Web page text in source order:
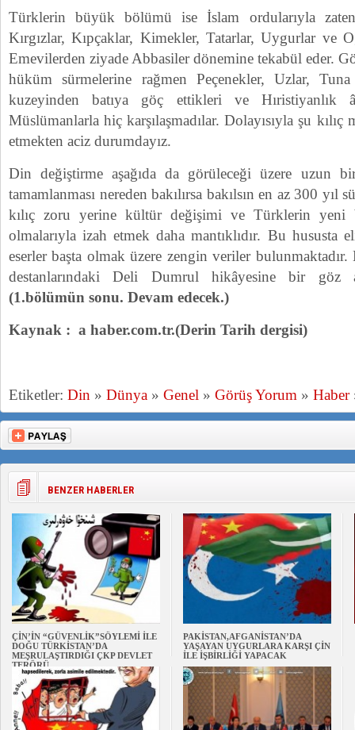
Türklerin büyük bölümü ise İslam ordularıyla zaten
Kırgızlar, Kıpçaklar, Kimekler, Tatarlar, Uygurlar ve
Emevilerden ziyade Abbasiler dönemine tekabül eder.
hüküm sürmelerine rağmen Peçenekler, Uzlar, Tuna
kuzeyinden batıya göç ettikleri ve Hıristiyanlık
Müslümanlarla hiç karşılaşmadılar. Dolayısıyla şu kılıç
etmekten aciz durumdayız.
Din değiştirme aşağıda da görüleceği üzere uzun
tamamlanması nereden bakılırsa bakılsın en az 300 yıl
kılıç zoru yerine kültür değişimi ve Türklerin yeni
olmalarıyla izah etmek daha mantıklıdır. Bu hususta
eserler başta olmak üzere zengin veriler
destanlarındaki Deli Dumrul hikâyesine bir göz
(1.bölümün sonu. Devam edecek.)
Kaynak : a haber.com.tr.(Derin Tarih dergisi)
Etiketler: Din » Dünya » Genel » Görüş Yorum » Haber
BENZER HABERLER
ÇİN’İN “GÜVENLİK”SÖYLEMİ İLE
DOĞU TÜRKİSTAN’DA
MEŞRULAŞTIRDIĞI ÇKP DEVLET
TERÖRÜ
PAKİSTAN,AFGANİSTAN’DA
YAŞAYAN UYGURLARA KARŞI ÇİN
İLE İŞBİRLİĞİ YAPACAK